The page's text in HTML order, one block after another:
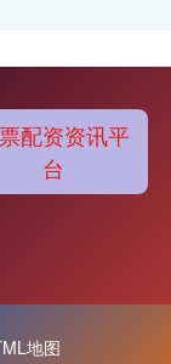
配资资讯平
台
地图